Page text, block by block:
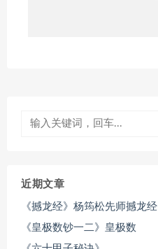
近期文章
《撼龙经》杨筠松先师撼龙经
《皇极数钞一二》皇极数